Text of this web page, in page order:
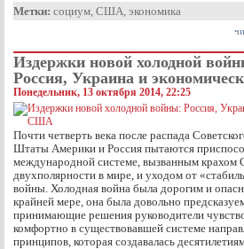
Метки: социум, США, экономика
Издержки новой холодной
Россия, Украина и
Понедельник, 13 октября 2014, 22:25
Почти четверть века после распада
Штаты Америки и Россия пытаются
международной системе, вызванным крахом
двухполярности в мире, и уходом от
войны. Холодная война была дорогим и
крайней мере, она была довольно
принимающие решения руководители
комфортно в существовавшей системе
принципов, которая создавалась